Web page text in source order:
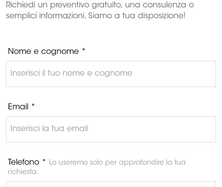
Richiedi un preventivo gratuito, una consulenza o
semplici informazioni. Siamo a tua disposizione!
Nome e cognome *
Email *
Telefono * Lo useremo solo per approfondire la tua
richiesta.